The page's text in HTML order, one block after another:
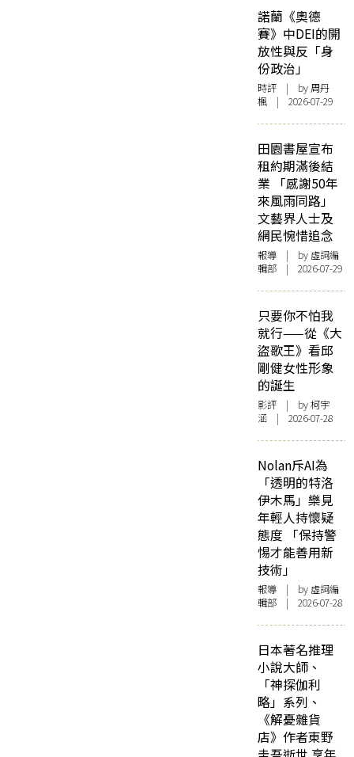
諾蘭《奧德
賽》中DEI的開
放性與反「身
份政治」
時評 | by周丹
楓 | 2026-07-29
田園書屋宣布
租約期滿後結
業 「感謝50年
來風雨同路」
文藝界人士及
網民惋惜追念
報導 | by 虛詞編
輯部 | 2026-07-29
只要你不怕我
就行——從《大
盜歌王》看邱
剛健女性形象
的誕生
影評 | by 柯宇
涵 | 2026-07-28
Nolan斥AI為
「透明的特洛
伊木馬」樂見
年輕人持懷疑
態度 「保持警
惕才能善用新
技術」
報導 | by 虛詞編
輯部 | 2026-07-28
日本著名推理
小說大師、
「神探伽利
略」系列、
《解憂雜貨
店》作者東野